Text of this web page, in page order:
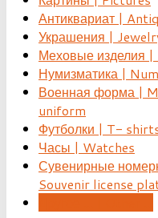
Антиквариат |
Украшения |
Меховые изделия |
Нумизматика |
Военная форма |
uniform
Футболки | T-
Часы | Watches
Сувенирные
Souvenir license